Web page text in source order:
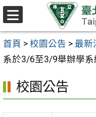
跳至主要內容區
首頁 > 校園公告 > 最新
系於3/6至3/9舉辦學系
校園公告
選
單